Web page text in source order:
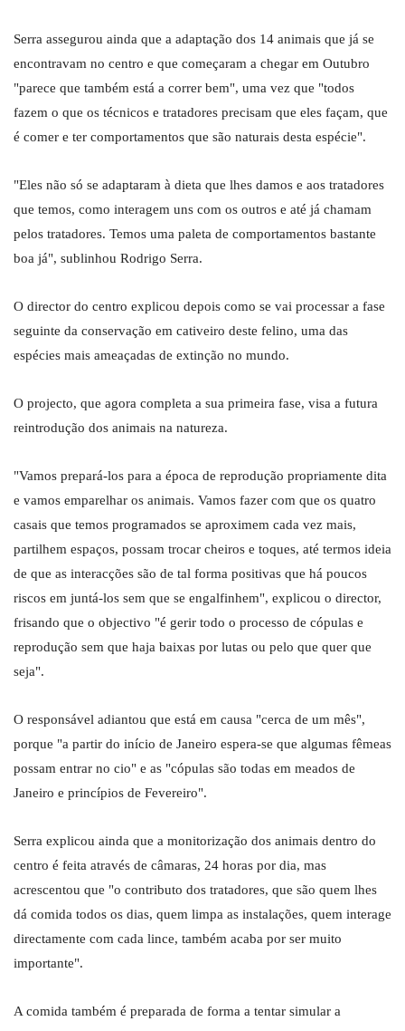
Serra assegurou ainda que a adaptação dos 14 animais que já se
encontravam no centro e que começaram a chegar em Outubro
"parece que também está a correr bem", uma vez que "todos
fazem o que os técnicos e tratadores precisam que eles façam, que
é comer e ter comportamentos que são naturais desta espécie".
"Eles não só se adaptaram à dieta que lhes damos e aos tratadores
que temos, como interagem uns com os outros e até já chamam
pelos tratadores. Temos uma paleta de comportamentos bastante
boa já", sublinhou Rodrigo Serra.
O director do centro explicou depois como se vai processar a fase
seguinte da conservação em cativeiro deste felino, uma das
espécies mais ameaçadas de extinção no mundo.
O projecto, que agora completa a sua primeira fase, visa a futura
reintrodução dos animais na natureza.
"Vamos prepará-los para a época de reprodução propriamente dita
e vamos emparelhar os animais. Vamos fazer com que os quatro
casais que temos programados se aproximem cada vez mais,
partilhem espaços, possam trocar cheiros e toques, até termos ideia
de que as interacções são de tal forma positivas que há poucos
riscos em juntá-los sem que se engalfinhem", explicou o director,
frisando que o objectivo "é gerir todo o processo de cópulas e
reprodução sem que haja baixas por lutas ou pelo que quer que
seja".
O responsável adiantou que está em causa "cerca de um mês",
porque "a partir do início de Janeiro espera-se que algumas fêmeas
possam entrar no cio" e as "cópulas são todas em meados de
Janeiro e princípios de Fevereiro".
Serra explicou ainda que a monitorização dos animais dentro do
centro é feita através de câmaras, 24 horas por dia, mas
acrescentou que "o contributo dos tratadores, que são quem lhes
dá comida todos os dias, quem limpa as instalações, quem interage
directamente com cada lince, também acaba por ser muito
importante".
A comida também é preparada de forma a tentar simular a